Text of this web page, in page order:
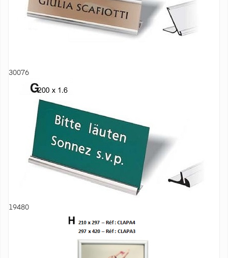
30076
19480